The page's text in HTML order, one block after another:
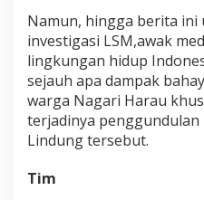
Namun, hingga berita ini
investigasi LSM,awak
lingkungan hidup
sejauh apa dampak
warga Nagari Harau
terjadinya
Lindung tersebut.
Tim